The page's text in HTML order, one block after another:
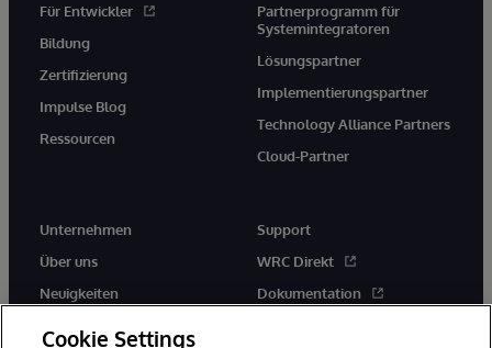
Für Entwickler
Bildung
Zertifizierung
Impulse Blog
Ressourcen
Partnerprogramm für
Systemintegratoren
Lösungspartner
Implementierungspartner
Technology Alliance Partners
Cloud-Partner
Unternehmen
Über uns
Neuigkeiten
Support
WRC Direkt
Dokumentation
Cookie Settings